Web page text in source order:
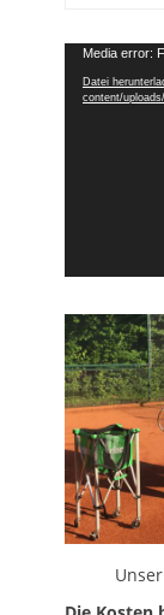
Video-
Player
Media error:
Datei
content/